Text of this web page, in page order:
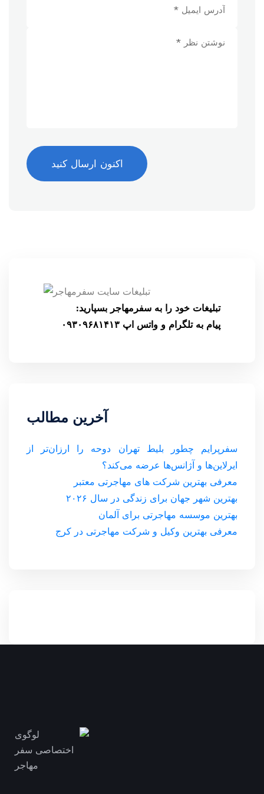
اکنون ارسال کنید
تبلیغات خود را به سفرمهاجر بسپارید:
پیام به تلگرام و واتس اپ ۰۹۳۰۹۶۸۱۴۱۳
آخرین مطالب
سفرپرایم چطور بلیط تهران دوحه را ارزان‌تر از
ایرلاین‌ها و آژانس‌ها عرضه می‌کند؟
معرفی بهترین شرکت های مهاجرتی معتبر
بهترین شهر جهان برای زندگی در سال ۲۰۲۶
بهترین موسسه مهاجرتی برای آلمان
معرفی بهترین وکیل و شرکت مهاجرتی در کرج